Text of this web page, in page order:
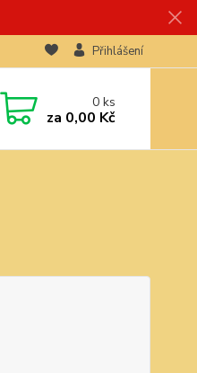
Přihlášení
0ks
za 0,00 Kč